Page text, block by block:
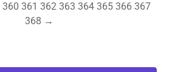
360 361 362 363 364 365 366 367
368 →